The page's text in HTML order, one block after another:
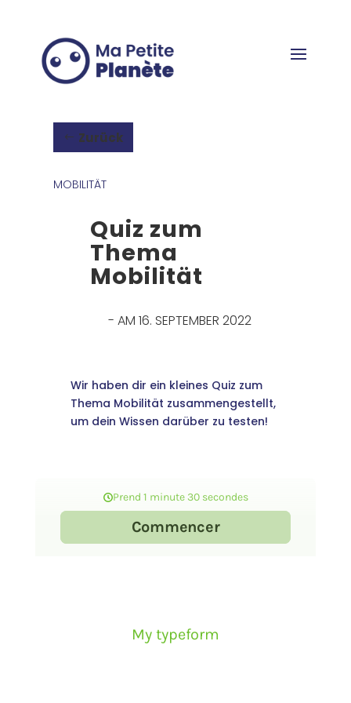
Zurück
MOBILITÄT
Quiz zum
Thema
Mobilität
- AM 16. SEPTEMBER 2022
Wir haben dir ein kleines Quiz zum
Thema Mobilität zusammengestellt,
um dein Wissen darüber zu testen!